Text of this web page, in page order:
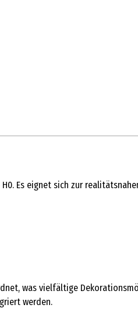
Es eignet sich zur
was vielfältige
werden.